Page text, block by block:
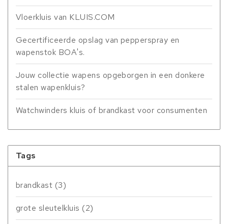
Vloerkluis van KLUIS.COM
Gecertificeerde opslag van pepperspray en
wapenstok BOA's.
Jouw collectie wapens opgeborgen in een donkere
stalen wapenkluis?
Watchwinders kluis of brandkast voor consumenten
Tags
brandkast (3)
grote sleutelkluis (2)